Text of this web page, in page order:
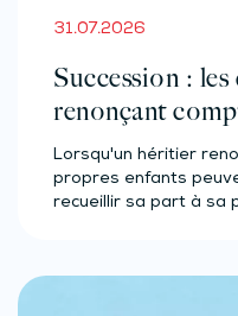
31.07.2026
Succession :
renonçant
Lorsqu'un héritier
propres enfants
recueillir sa part à sa